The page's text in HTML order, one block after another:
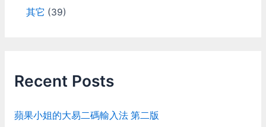
其它 (39)
Recent Posts
蘋果小姐的大易二碼輸入法 第二版